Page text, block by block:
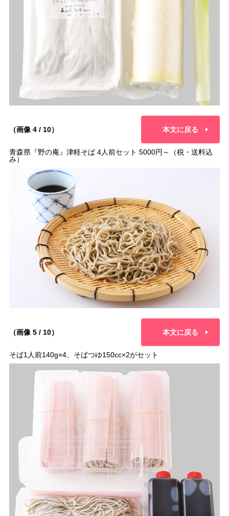
（画像 4 / 10） 本文に戻る
青森県『野の庵』津軽そば 4人前セット 5000円～（税・送料込
み）
（画像 5 / 10） 本文に戻る
そば1人前140g×4、そばつゆ150cc×2がセット